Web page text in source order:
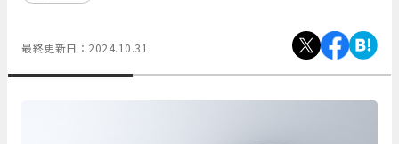
最終更新日： 2024.10.31